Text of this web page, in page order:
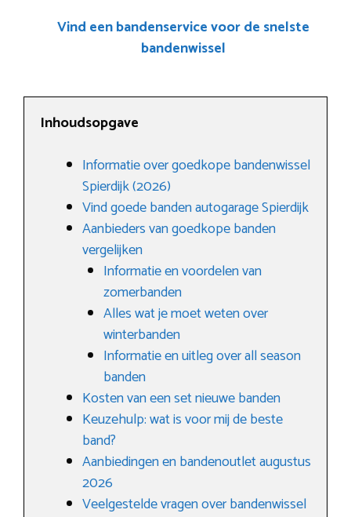
Vind een bandenservice voor de snelste
bandenwissel
Inhoudsopgave
Informatie over goedkope bandenwissel
Spierdijk (2026)
Vind goede banden autogarage Spierdijk
Aanbieders van goedkope banden
vergelijken
Informatie en voordelen van
zomerbanden
Alles wat je moet weten over
winterbanden
Informatie en uitleg over all season
banden
Kosten van een set nieuwe banden
Keuzehulp: wat is voor mij de beste
band?
Aanbiedingen en bandenoutlet augustus
2026
Veelgestelde vragen over bandenwissel